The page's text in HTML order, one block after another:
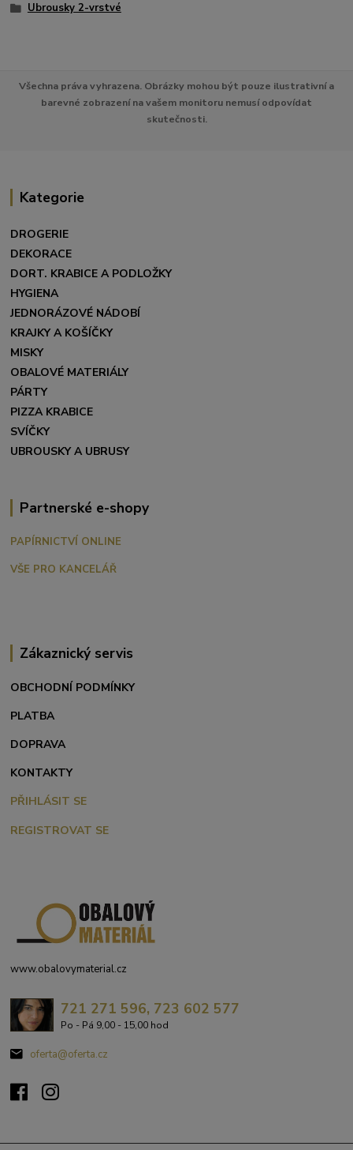
Ubrousky 2-vrstvé
Všechna práva vyhrazena. Obrázky mohou být pouze ilustrativní a
barevné zobrazení na vašem monitoru nemusí odpovídat
skutečnosti.
Kategorie
DROGERIE
DEKORACE
DORT. KRABICE A PODLOŽKY
HYGIENA
JEDNORÁZOVÉ NÁDOBÍ
KRAJKY A KOŠÍČKY
MISKY
OBALOVÉ MATERIÁLY
PÁRTY
PIZZA KRABICE
SVÍČKY
UBROUSKY A UBRUSY
Partnerské e-shopy
PAPÍRNICTVÍ ONLINE
VŠE PRO KANCELÁŘ
Zákaznický servis
OBCHODNÍ PODMÍNKY
PLATBA
DOPRAVA
KONTAKTY
PŘIHLÁSIT SE
REGISTROVAT SE
www.obalovymaterial.cz
721 271 596, 723 602 577
Po - Pá 9,00 - 15,00 hod
oferta@oferta.cz